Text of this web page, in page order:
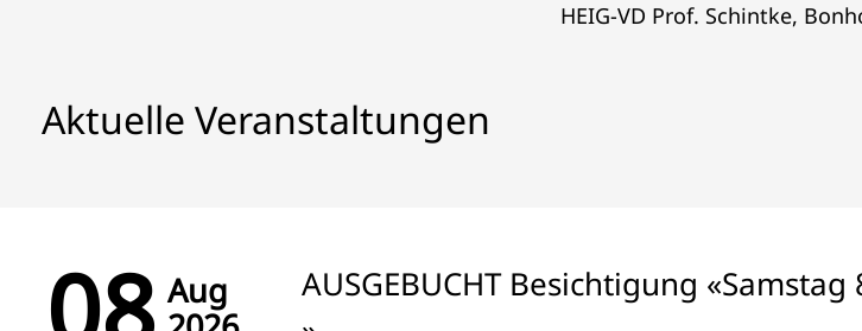
HEIG-VD Prof. Schintke,
Aktuelle Veranstaltungen
Aug
AUSGEBUCHT Besichtigung